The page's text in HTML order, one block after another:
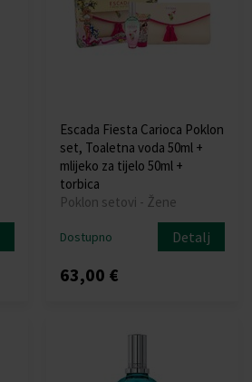
Escada Fiesta Carioca Poklon
set, Toaletna voda 50ml +
mlijeko za tijelo 50ml +
torbica
Poklon setovi - Žene
Dostupno Detalj
63,00 €